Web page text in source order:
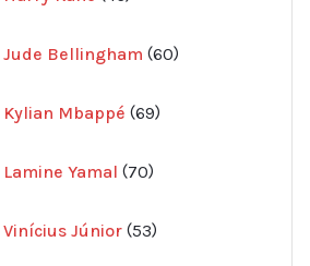
produkter
Jude Bellingham 60
produkter
Kylian Mbappé 69
produkter
Lamine Yamal 70
produkter
Vinícius Júnior 53
produkter